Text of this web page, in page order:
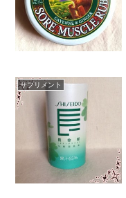
サプリメント